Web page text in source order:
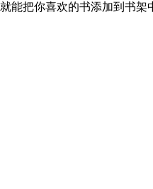
能把你喜欢的书添加到书架